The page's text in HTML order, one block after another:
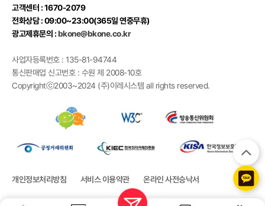
고객센터 : 1670-2079
전화상담 : 09:00~23:00(365일 연중무휴)
광고제휴문의 :bkone@bkone.co.kr
사업자등록번호 : 135-81-94744
통신판매업 신고번호 : 수원 제 2008-10호
Copyrightⓒ2003~2024 (주)이레시스템 all rights reserved.
개인정보처리방침 서비스 이용약관 온라인 사전승낙서